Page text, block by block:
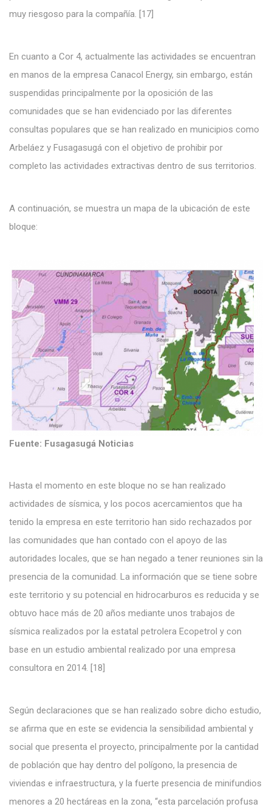
muy riesgoso para la compañía. [17]
En cuanto a Cor 4, actualmente las actividades se encuentran
en manos de la empresa Canacol Energy, sin embargo, están
suspendidas principalmente por la oposición de las
comunidades que se han evidenciado por las diferentes
consultas populares que se han realizado en municipios como
Arbeláez y Fusagasugá con el objetivo de prohibir por
completo las actividades extractivas dentro de sus territorios.
A continuación, se muestra un mapa de la ubicación de este
bloque:
Fuente: Fusagasugá Noticias
Hasta el momento en este bloque no se han realizado
actividades de sísmica, y los pocos acercamientos que ha
tenido la empresa en este territorio han sido rechazados por
las comunidades que han contado con el apoyo de las
autoridades locales, que se han negado a tener reuniones sin la
presencia de la comunidad. La información que se tiene sobre
este territorio y su potencial en hidrocarburos es reducida y se
obtuvo hace más de 20 años mediante unos trabajos de
sísmica realizados por la estatal petrolera Ecopetrol y con
base en un estudio ambiental realizado por una empresa
consultora en 2014. [18]
Según declaraciones que se han realizado sobre dicho estudio,
se afirma que en este se evidencia la sensibilidad ambiental y
social que presenta el proyecto, principalmente por la cantidad
de población que hay dentro del polígono, la presencia de
viviendas e infraestructura, y la fuerte presencia de minifundios
menores a 20 hectáreas en la zona, “esta parcelación profusa